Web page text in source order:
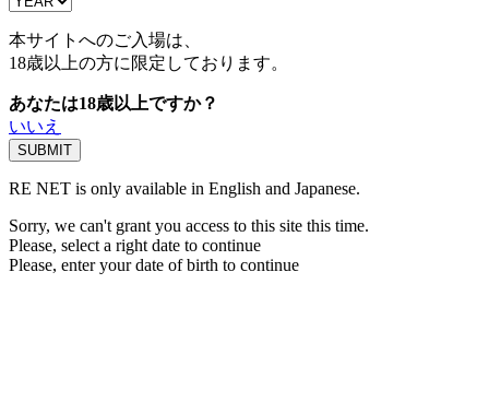
本サイトへのご入場は、
18歳以上の方に限定しております。
あなたは18歳以上ですか？
いいえ
RE NET is only available in English and Japanese.
Sorry, we can't grant you access to this site this time.
Please, select a right date to continue
Please, enter your date of birth to continue